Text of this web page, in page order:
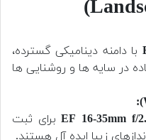
با دامنه دینامیکی گسترده،
در سایه ها و روشنایی ها
EF 16-35mm f/برای ثبت
زیبا ایده آل هستند.